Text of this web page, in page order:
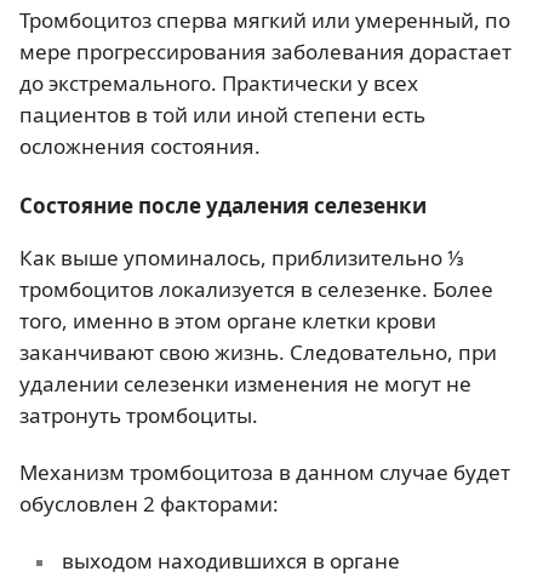
Тромбоцитоз сперва мягкий или умеренный, по
мере прогрессирования заболевания дорастает
до экстремального. Практически у всех
пациентов в той или иной степени есть
осложнения состояния.
Состояние после удаления селезенки
Как выше упоминалось, приблизительно ⅓
тромбоцитов локализуется в селезенке. Более
того, именно в этом органе клетки крови
заканчивают свою жизнь. Следовательно, при
удалении селезенки изменения не могут не
затронуть тромбоциты.
Механизм тромбоцитоза в данном случае будет
обусловлен 2 факторами:
выходом находившихся в органе